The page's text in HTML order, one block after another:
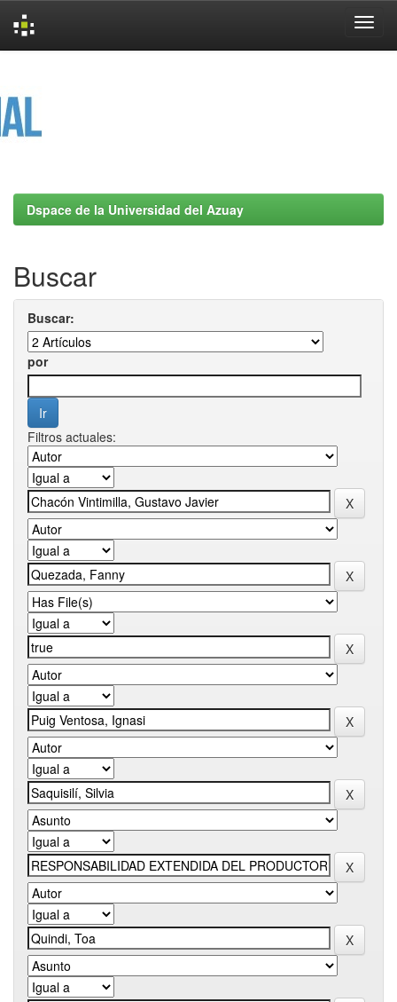
Dspace de la Universidad del Azuay
Buscar
Buscar:
por
Filtros actuales: